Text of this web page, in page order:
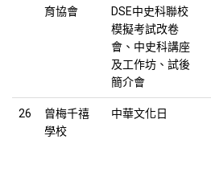
育協會
DSE中史科聯校
模擬考試改卷
會、中史科講座
及工作坊、試後
簡介會
26
曾梅千禧
學校
中華文化日